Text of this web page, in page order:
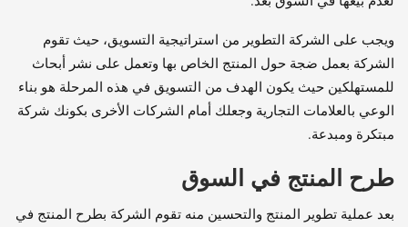
ويجب على الشركة التطوير من استراتيجية التسويق، حيث تقوم
الشركة بعمل ضجة حول المنتج الخاص بها وتعمل على نشر أبحاث
للمستهلكين حيث يكون الهدف من التسويق في هذه المرحلة هو بناء
الوعي بالعلامات التجارية وجعلك أمام الشركات الأخرى بكونك شركة
مبتكرة ومبدعة.
طرح المنتج في السوق
بعد عملية تطوير المنتج والتحسين منه تقوم الشركة بطرح المنتج في